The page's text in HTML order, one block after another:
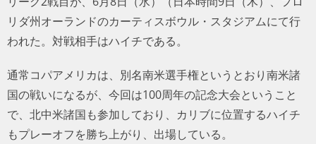
リダ州オーランドのカーティスボウル・スタジアムにて行
われた。対戦相手はハイチである。
通常コパアメリカは、別名南米選手権というとおり南米諸
国の戦いになるが、今回は100周年の記念大会ということ
で、北中米諸国も参加しており、カリブに位置するハイチ
もプレーオフを勝ち上がり、出場している。